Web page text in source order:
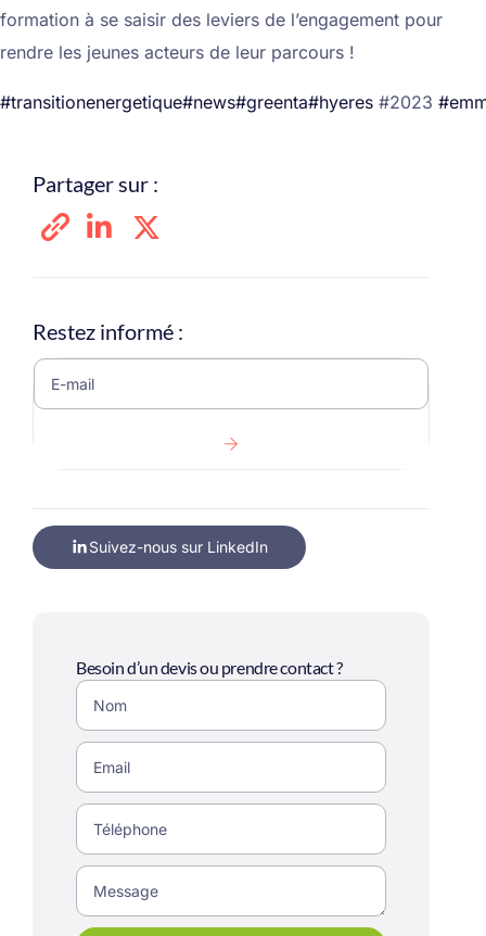
formation à se saisir des leviers de l’engagement pour
rendre les jeunes acteurs de leur parcours !
#transitionenergetique#news#greenta#hyeres #2023
Partager sur :
Restez informé :
Suivez-nous sur LinkedIn
Besoin d’un devis ou prendre contact ?